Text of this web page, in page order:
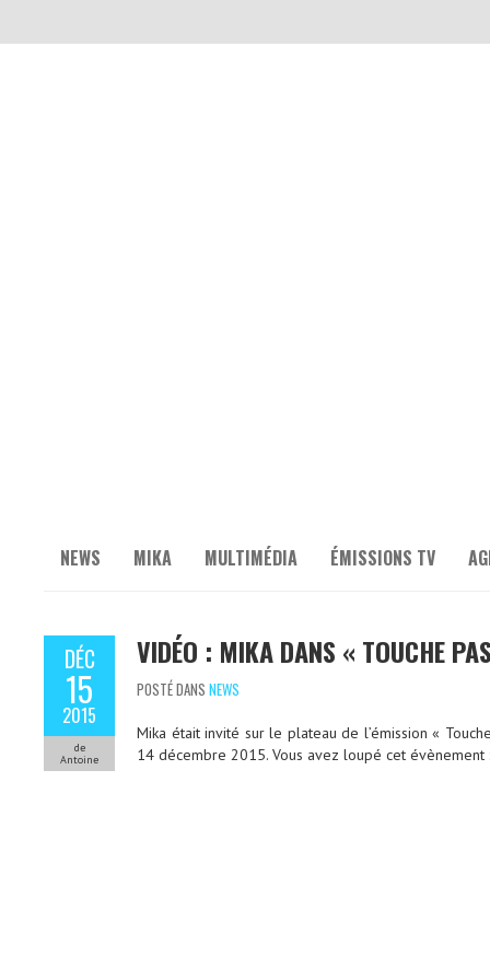
NEWS MIKA MULTIMÉDIA ÉMISSIONS TV
DÉC
15
2015
de
Antoine
VIDÉO : MIKA DANS « TOUCHE
POSTÉ DANS NEWS
Mika était invité sur le plateau de l’émission «
14 décembre 2015. Vous avez loupé cet